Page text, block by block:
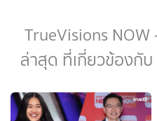
TrueVisions
ล่าสุด ที่เกี่ยวข้องกั